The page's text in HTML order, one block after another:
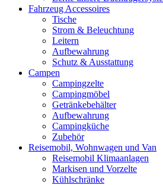
Fahrzeug Accessoires
Tische
Strom & Beleuchtung
Leitern
Aufbewahrung
Schutz & Ausstattung
Campen
Campingzelte
Campingmöbel
Getränkebehälter
Aufbewahrung
Campingküche
Zubehör
Reisemobil, Wohnwagen und Van
Reisemobil Klimaanlagen
Markisen und Vorzelte
Kühlschränke